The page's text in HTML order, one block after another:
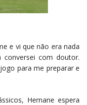
e vi que não era nada
conversei com doutor.
para me preparar e
Hernane espera